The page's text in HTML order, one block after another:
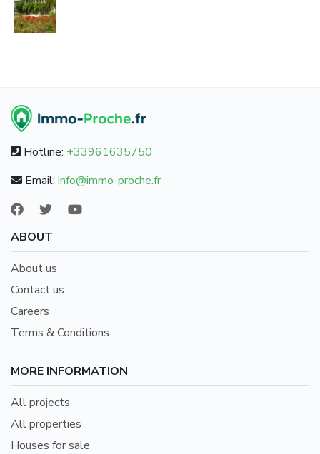
Hotline: +33961635750
Email: info@immo-proche.fr
ABOUT
About us
Contact us
Careers
Terms & Conditions
MORE INFORMATION
All projects
All properties
Houses for sale